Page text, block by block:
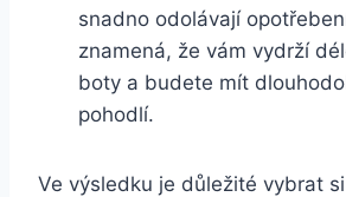
snadno odolávají
‍znamená,‌ že vám vydrží
boty‍ a‌ budete mít
pohodlí.
Ve ‍výsledku je důležité vybrat